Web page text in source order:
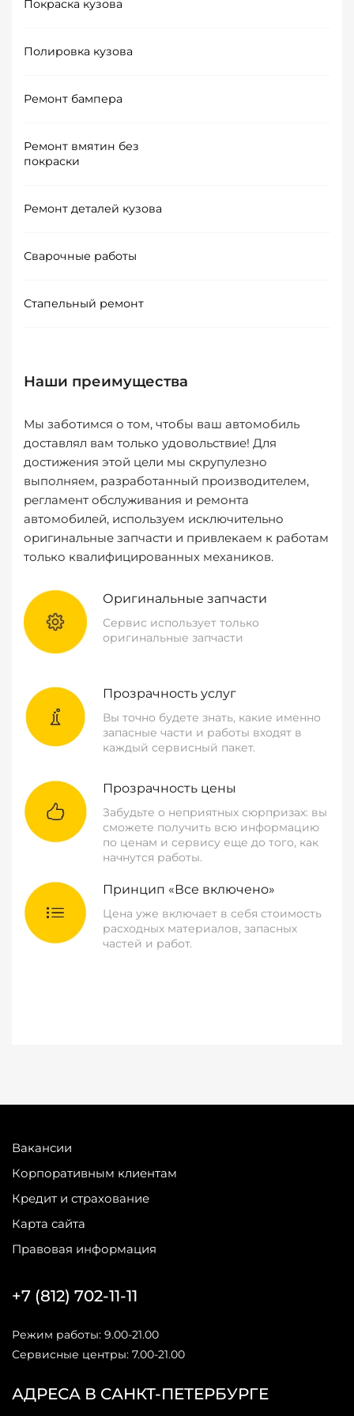
Покраска кузова
Полировка кузова
Ремонт бампера
Ремонт вмятин без
покраски
Ремонт деталей кузова
Сварочные работы
Стапельный ремонт
Наши преимущества
Мы заботимся о том, чтобы ваш автомобиль
доставлял вам только удовольствие! Для
достижения этой цели мы скрупулезно
выполняем, разработанный производителем,
регламент обслуживания и ремонта
автомобилей, используем исключительно
оригинальные запчасти и привлекаем к работам
только квалифицированных механиков.
Оригинальные запчасти
Сервис использует только
оригинальные запчасти
Прозрачность услуг
Вы точно будете знать, какие именно
запасные части и работы входят в
каждый сервисный пакет.
Прозрачность цены
Забудьте о неприятных сюрпризах: вы
сможете получить всю информацию
по ценам и сервису еще до того, как
начнутся работы.
Принцип «Все включено»
Цена уже включает в себя стоимость
расходных материалов, запасных
частей и работ.
Вакансии
Корпоративным клиентам
Кредит и страхование
Карта сайта
Правовая информация
АДРЕСА В САНКТ-ПЕТЕРБУРГЕ
+7 (812) 702-11-11
Режим работы: 9.00-21.00
Сервисные центры: 7.00-21.00